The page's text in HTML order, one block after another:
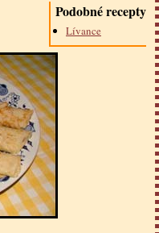
Podobné recepty
Lívance